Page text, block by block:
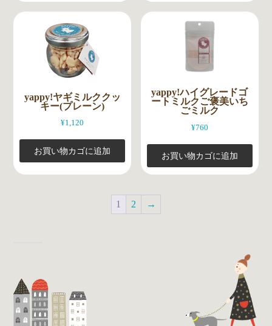
yappy!ヤギミルククッ
キー(プレーン)
¥1,120
お買い物カゴに追加
yappy!ハイグレードゴ
ートミルクご褒美いち
ごミルク
¥760
お買い物カゴに追加
1 2 →